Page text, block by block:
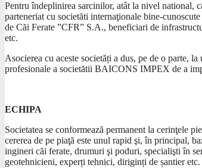
Pentru îndeplinirea sarcinilor, atât la nivel national,
parteneriat cu societăti internaţionale bine-
de Căi Ferate ”CFR” S.A., beneficiari de
etc.
Asocierea cu aceste societăți a dus, pe de o parte,
profesionale a societătii BAICONS IMPEX de a
ECHIPA
Societatea se conformează permanent la cerinţele
cererea de pe piaţă este unul rapid şi, în principal,
ingineri căi ferate, drumuri şi poduri, specialişti în
geotehnicieni, experți tehnici, diriginți de șantier etc.